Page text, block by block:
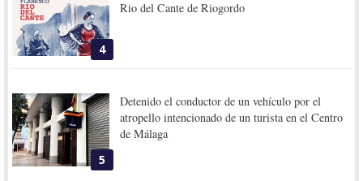
4
Rio del Cante de Riogordo
5
Detenido el conductor de un vehículo por el
atropello intencionado de un turista en el Centro
de Málaga